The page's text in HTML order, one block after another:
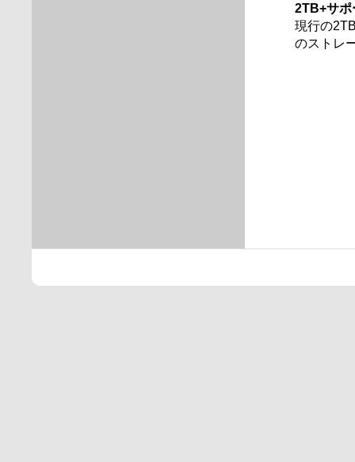
2TB+サポ
現行の
のストレ